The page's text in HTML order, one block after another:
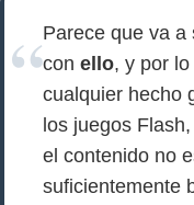
Parece que va
con ello, y por
cualquier hecho
los juegos
el contenido no
suficientemente